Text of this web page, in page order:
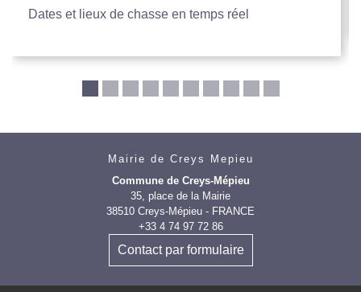
Dates et lieux de chasse en temps réel
Mairie de Creys Mepieu
Commune de Creys-Mépieu
35, place de la Mairie
38510 Creys-Mépieu - FRANCE
+33 4 74 97 72 86
Contact par formulaire